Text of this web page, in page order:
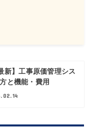
新】工事原価管理シス
と機能・費用